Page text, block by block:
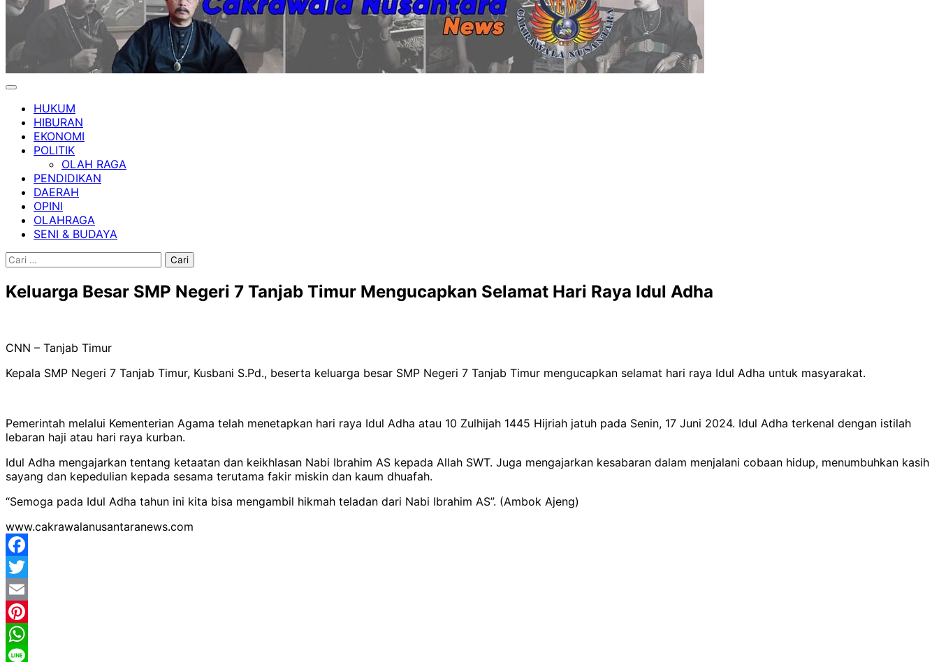
HUKUM
HIBURAN
EKONOMI
POLITIK
OLAH RAGA
PENDIDIKAN
DAERAH
OPINI
OLAHRAGA
SENI & BUDAYA
Cari
Keluarga Besar SMP Negeri 7 Tanjab Timur Mengucapkan Selamat Hari Raya Idul Adha
CNN – Tanjab Timur
Kepala SMP Negeri 7 Tanjab Timur, Kusbani S.Pd., beserta keluarga besar SMP Negeri 7 Tanjab Timur mengucapkan selamat hari raya Idul Adha untuk masyarakat.
Pemerintah melalui Kementerian Agama telah menetapkan hari raya Idul Adha atau 10 Zulhijah 1445 Hijriah jatuh pada Senin, 17 Juni 2024. Idul Adha terkenal dengan istilah
lebaran haji atau hari raya kurban.
Idul Adha mengajarkan tentang ketaatan dan keikhlasan Nabi Ibrahim AS kepada Allah SWT. Juga mengajarkan kesabaran dalam menjalani cobaan hidup, menumbuhkan kasih
sayang dan kepedulian kepada sesama terutama fakir miskin dan kaum dhuafah.
“Semoga pada Idul Adha tahun ini kita bisa mengambil hikmah teladan dari Nabi Ibrahim AS”. (Ambok Ajeng)
www.cakrawalanusantaranews.com
Facebook
Twitter
Email
Pinterest
WhatsApp